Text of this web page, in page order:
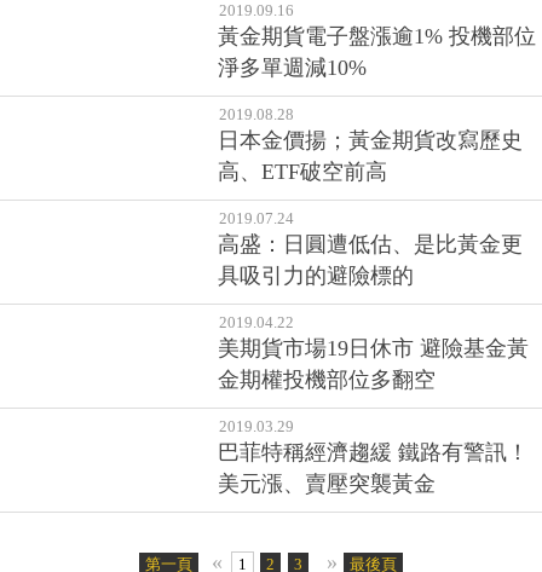
2019.09.16
黃金期貨電子盤漲逾1% 投機部位
淨多單週減10%
2019.08.28
日本金價揚；黃金期貨改寫歷史
高、ETF破空前高
2019.07.24
高盛：日圓遭低估、是比黃金更
具吸引力的避險標的
2019.04.22
美期貨市場19日休市 避險基金黃
金期權投機部位多翻空
2019.03.29
巴菲特稱經濟趨緩 鐵路有警訊！
美元漲、賣壓突襲黃金
第一頁 « 1 2 3 » 最後頁